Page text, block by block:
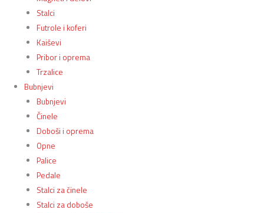
Stalci
Futrole i koferi
Kaiševi
Pribor i oprema
Trzalice
Bubnjevi
Bubnjevi
Činele
Doboši i oprema
Opne
Palice
Pedale
Stalci za činele
Stalci za doboše